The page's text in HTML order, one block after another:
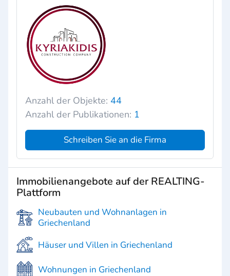
Anzahl der Objekte: 44
Anzahl der Publikationen: 1
Schreiben Sie an die Firma
Immobilienangebote auf der REALTING-
Plattform
Neubauten und Wohnanlagen in
Griechenland
Häuser und Villen in Griechenland
Wohnungen in Griechenland